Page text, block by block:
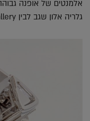
אלמנטים של אופנה
גלריה אלון שגב לבין Almine Rech Gallery. נעילה 2/11.